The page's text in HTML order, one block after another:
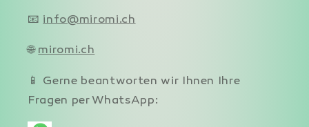
📧 info@miromi.ch
🌐miromi.ch
📱 Gerne beantworten wir Ihnen Ihre
Fragen per WhatsApp: